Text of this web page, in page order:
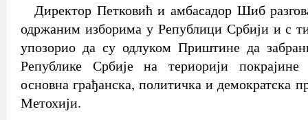
Директор Петковић и амбасадор Шиб
одржаним изборима у Републици Србији и с
упозорио да су одлуком Приштине да
Републике Србије на териорији покрајине
основна грађанска, политичка и демократска
Метохији.